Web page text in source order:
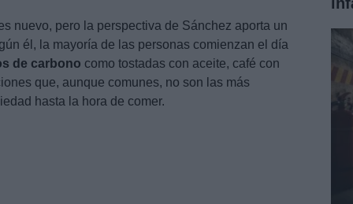
nuevo, pero la perspectiva de Sánchez aporta un
él, la mayoría de las personas comienzan el día
de carbono como tostadas con aceite, café con
que, aunque comunes, no son las más
hasta la hora de comer.